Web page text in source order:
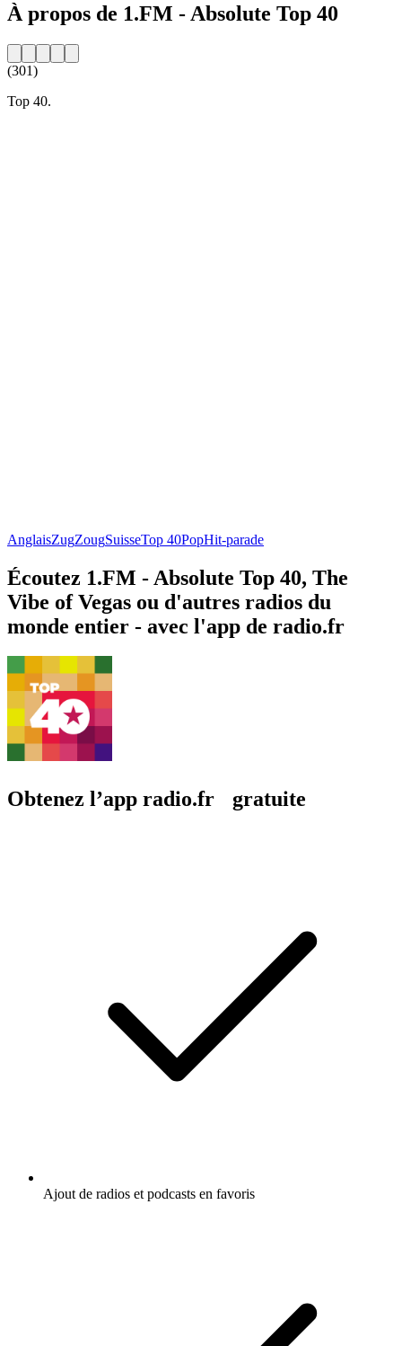
À propos de 1.FM - Absolute Top 40
(301)
Top 40.
AnglaisZugZougSuisseTop 40PopHit-parade
Écoutez 1.FM - Absolute Top 40, The
Vibe of Vegas ou d'autres radios du
monde entier - avec l'app de radio.fr
Obtenez l’app radio.fr gratuite
Ajout de radios et podcasts en favoris